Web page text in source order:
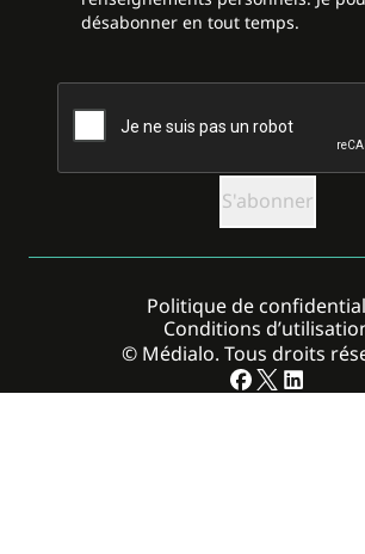
désabonner en tout temps.
CAPTCHA
© Médialo. Tous droits
Politique de
Conditions